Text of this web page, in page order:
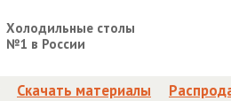
Холодильные столы
№1 в России
Скачать материалы